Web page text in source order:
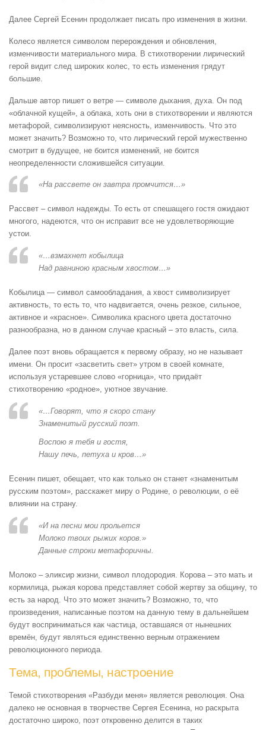
Далее Сергей Есенин продолжает писать про изменения в жизни.
Колесо является символом перерождения и обновления,
изменчивости материального мира. В стихотворении лирический
герой видит след широких колес, то есть изменения грядут
большие.
Дальше автор пишет о ветре — символе дыхания, духа. Он под
«облачной кущей», а облака, хоть они в стихотворении и являются
метафорой, символизируют неясность, изменчивость. Что это
может значить? Возможно то, что лирический герой мужественно
смотрит в будущее, не боится изменений, не боится
неопределенности сложившейся ситуации.
«На рассвете он завтра промчится…»
Рассвет – символ надежды. То есть от спешащего гостя ожидают
многого, надеются, что он исправит все не удовлетворяющие
устои.
«…взмахнет кобылица
Над равниною красным хвостом…»
Кобылица — символ самообладания, а хвост символизирует
активность, то есть то, что надвигается, очень резкое, сильное,
активное и «красное». Символика красного цвета достаточно
разнообразна, но в данном случае красный – это власть, сила.
Далее поэт вновь обращается к первому образу, но не называет
имени. Он просит «засветить свет» утром в своей комнате,
используя устаревшее слово «горница», что придаёт
стихотворению «родное», уютное звучание.
«…Говорят, что я скоро стану
Знаменитый русский поэт.
Воспою я тебя и гостя,
Нашу печь, петуха и кров…»
Есенин пишет, обещает, что как только он станет «знаменитым
русским поэтом», расскажет миру о Родине, о революции, о её
влиянии на страну.
«И на песни мои прольется
Молоко твоих рыжих коров.»
Данные строки метафоричны.
Молоко – эликсир жизни, символ плодородия. Корова – это мать и
кормилица, рыжая корова представляет собой жертву за общину, то
есть за народ. Что это может значить? Возможно, то, что
произведения, написанные поэтом на данную тему в дальнейшем
будут восприниматься как частица, оставшаяся от нынешних
времён, будут являться единственно верным отражением
революционного периода.
Тема, проблемы, настроение
Темой стихотворения «Разбуди меня» является революция. Она
далеко не основная в творчестве Сергея Есенина, но раскрыта
достаточно широко, поэт откровенно делится в таких